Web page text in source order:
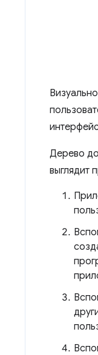
Дерево
выглядит